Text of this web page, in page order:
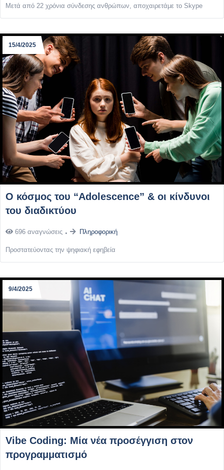
Μετά από 22 χρόνια σύνδεσης ανθρώπων, αποχαιρετάμε το Skype
15/4/2025
Ο κόσμος του “Adolescence” & οι κίνδυνοι
του διαδικτύου
696 αναγνώσεις Πληροφορική
Προστατεύοντας την ψηφιακή εφηβεία
9/4/2025
Vibe Coding: Μία νέα προσέγγιση στον
προγραμματισμό